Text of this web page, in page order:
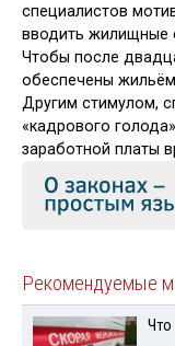
специалистов
вводить жилищные
Чтобы после
обеспечены
Другим стимулом,
«кадрового
заработной платы
Рекомендуемые
Что